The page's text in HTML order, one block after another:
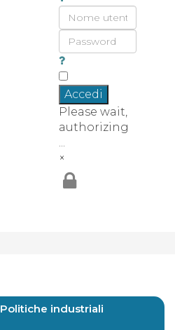
Accedi
Please wait,
authorizing
...
×
Politiche industriali